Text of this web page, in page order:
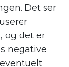
Det ser
og det er
negative